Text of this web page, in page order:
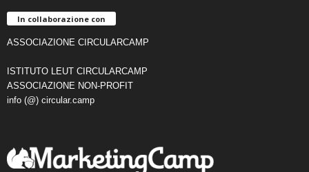
In collaborazione con
ASSOCIAZIONE CIRCULARCAMP
ISTITUTO LEUT CIRCULARCAMP
ASSOCIAZIONE NON-PROFIT
info (@) circular.camp